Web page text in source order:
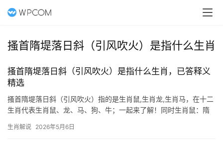
搔首隋堤落日斜（引风吹火）是指什么生肖
搔首隋堤落日斜（引风吹火）是指什么生肖，已答释义
精选
搔首隋堤落日斜（引风吹火）指的是生肖鼠,生肖龙,生肖马，在十二
生肖代表生肖鼠、龙、马、狗、牛；一起来了解！同时生肖鼠：隋
敏善变的特性，正对应生肖鼠，鼠为十二生肖之首，天生具备敏锐
生肖解说 2026年5月6日